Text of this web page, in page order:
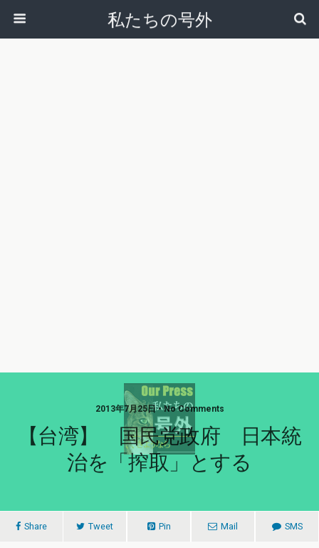
私たちの号外
2013年7月25日 • No Comments
【台湾】 国民党政府 日本統
治を「搾取」とする
Share Tweet Pin Mail SMS